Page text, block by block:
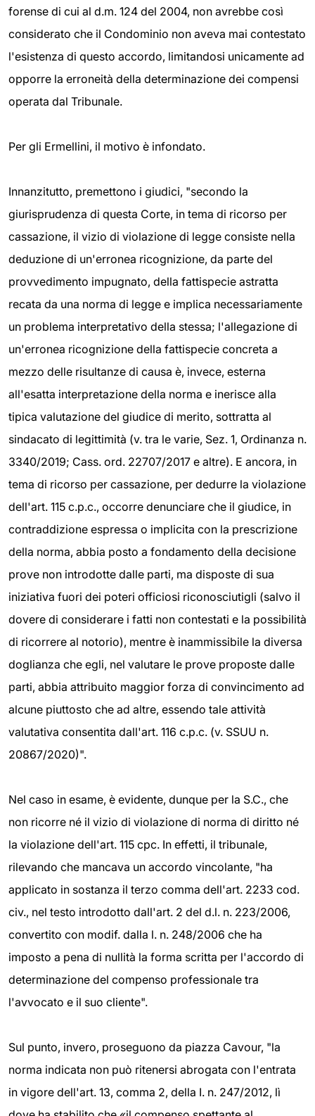
forense di cui al d.m. 124 del 2004, non avrebbe così
considerato che il Condominio non aveva mai contestato
l'esistenza di questo accordo, limitandosi unicamente ad
opporre la erroneità della determinazione dei compensi
operata dal Tribunale.
Per gli Ermellini, il motivo è infondato.
Innanzitutto, premettono i giudici, "secondo la
giurisprudenza di questa Corte, in tema di ricorso per
cassazione, il vizio di violazione di legge consiste nella
deduzione di un'erronea ricognizione, da parte del
provvedimento impugnato, della fattispecie astratta
recata da una norma di legge e implica necessariamente
un problema interpretativo della stessa; l'allegazione di
un'erronea ricognizione della fattispecie concreta a
mezzo delle risultanze di causa è, invece, esterna
all'esatta interpretazione della norma e inerisce alla
tipica valutazione del giudice di merito, sottratta al
sindacato di legittimità (v. tra le varie, Sez. 1, Ordinanza n.
3340/2019; Cass. ord. 22707/2017 e altre). E ancora, in
tema di ricorso per cassazione, per dedurre la violazione
dell'art. 115 c.p.c., occorre denunciare che il giudice, in
contraddizione espressa o implicita con la prescrizione
della norma, abbia posto a fondamento della decisione
prove non introdotte dalle parti, ma disposte di sua
iniziativa fuori dei poteri officiosi riconosciutigli (salvo il
dovere di considerare i fatti non contestati e la possibilità
di ricorrere al notorio), mentre è inammissibile la diversa
doglianza che egli, nel valutare le prove proposte dalle
parti, abbia attribuito maggior forza di convincimento ad
alcune piuttosto che ad altre, essendo tale attività
valutativa consentita dall'art. 116 c.p.c. (v. SSUU n.
20867/2020)".
Nel caso in esame, è evidente, dunque per la S.C., che
non ricorre né il vizio di violazione di norma di diritto né
la violazione dell'art. 115 cpc. In effetti, il tribunale,
rilevando che mancava un accordo vincolante, "ha
applicato in sostanza il terzo comma dell'art. 2233 cod.
civ., nel testo introdotto dall'art. 2 del d.l. n. 223/2006,
convertito con modif. dalla l. n. 248/2006 che ha
imposto a pena di nullità la forma scritta per l'accordo di
determinazione del compenso professionale tra
l'avvocato e il suo cliente".
Sul punto, invero, proseguono da piazza Cavour, "la
norma indicata non può ritenersi abrogata con l'entrata
in vigore dell'art. 13, comma 2, della I. n. 247/2012, lì